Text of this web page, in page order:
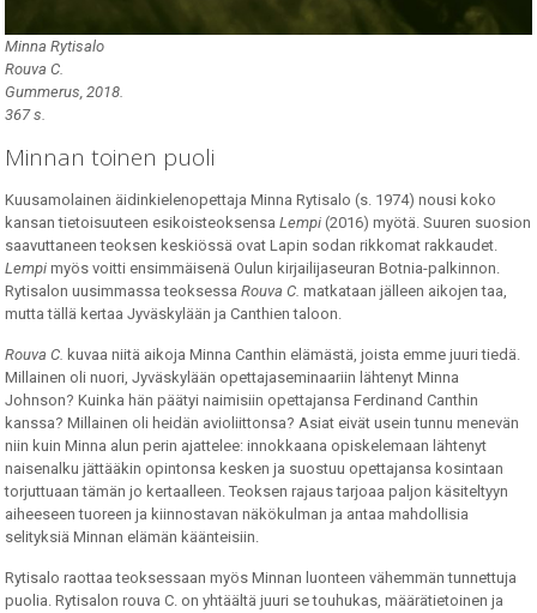
Minna Rytisalo
Rouva C.
Gummerus, 2018.
367 s.
Minnan toinen puoli
Kuusamolainen äidinkielenopettaja Minna Rytisalo (s. 1974) nousi koko
kansan tietoisuuteen esikoisteoksensaLempi (2016) myötä. Suuren suosion
saavuttaneen teoksen keskiössä ovat Lapin sodan rikkomat rakkaudet.
Lempi myös voitti ensimmäisenä Oulun kirjailijaseuran Botnia-palkinnon.
Rytisalon uusimmassa teoksessaRouva C. matkataan jälleen aikojen taa,
mutta tällä kertaa Jyväskylään ja Canthien taloon.
Rouva C. kuvaa niitä aikoja Minna Canthin elämästä, joista emme juuri tiedä.
Millainen oli nuori, Jyväskylään opettajaseminaariin lähtenyt Minna
Johnson? Kuinka hän päätyi naimisiin opettajansa Ferdinand Canthin
kanssa? Millainen oli heidän avioliittonsa? Asiat eivät usein tunnu menevän
niin kuin Minna alun perin ajattelee: innokkaana opiskelemaan lähtenyt
naisenalku jättääkin opintonsa kesken ja suostuu opettajansa kosintaan
torjuttuaan tämän jo kertaalleen. Teoksen rajaus tarjoaa paljon käsiteltyyn
aiheeseen tuoreen ja kiinnostavan näkökulman ja antaa mahdollisia
selityksiä Minnan elämän käänteisiin.
Rytisalo raottaa teoksessaan myös Minnan luonteen vähemmän tunnettuja
puolia. Rytisalon rouva C. on yhtäältä juuri se touhukas, määrätietoinen ja